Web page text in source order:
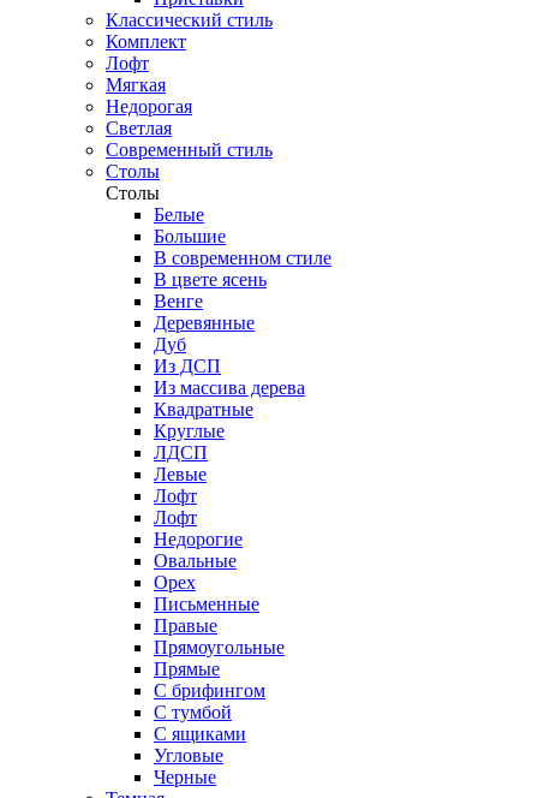
Классический стиль
Комплект
Лофт
Мягкая
Недорогая
Светлая
Современный стиль
Столы
Столы
Белые
Большие
В современном стиле
В цвете ясень
Венге
Деревянные
Дуб
Из ДСП
Из массива дерева
Квадратные
Круглые
ЛДСП
Левые
Лофт
Лофт
Недорогие
Овальные
Орех
Письменные
Правые
Прямоугольные
Прямые
С брифингом
С тумбой
С ящиками
Угловые
Черные